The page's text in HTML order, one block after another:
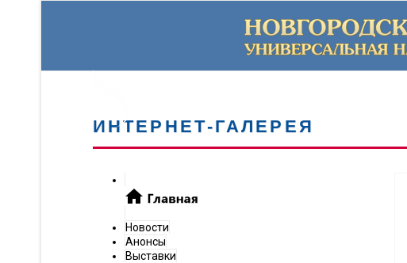
ИНТЕРНЕТ-ГАЛЕРЕЯ
Новости
Анонсы
Выставки